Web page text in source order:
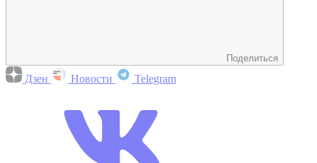
Поделиться
Дзен Новости Telegram